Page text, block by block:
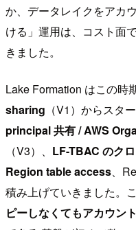
か、データレイクをアカ
ける」運用は、コスト面
きました。
Lake Formation はこの時期
sharing （V1）からスタ
principal 共有 / AWS
（V3）、 LF-TBAC のク
Region table access、
積み上げていきました。
ピーしなくてもアカウン